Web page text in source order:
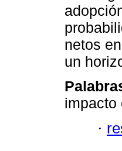
netos
un
impacto
·